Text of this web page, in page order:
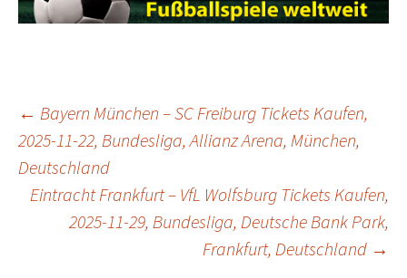
Post
navigation
← Bayern München – SC Freiburg Tickets Kaufen,
2025-11-22, Bundesliga, Allianz Arena, München,
Deutschland
Eintracht Frankfurt – VfL Wolfsburg Tickets Kaufen,
2025-11-29, Bundesliga, Deutsche Bank Park,
Frankfurt, Deutschland →